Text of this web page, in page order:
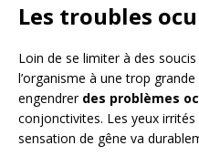
Les troubles
Loin de se limiter à des
l’organisme à une trop
engendrer des problèmes
conjonctivites. Les yeux
sensation de gêne va